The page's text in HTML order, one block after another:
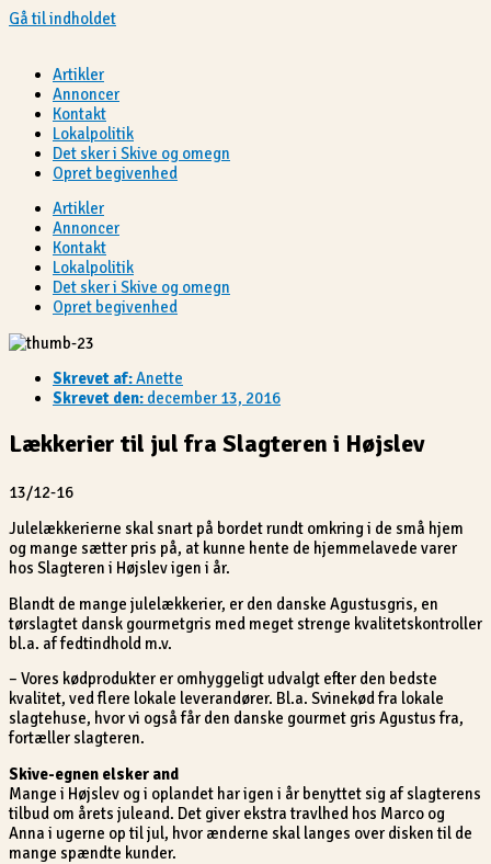
Gå til indholdet
Artikler
Annoncer
Kontakt
Lokalpolitik
Det sker i Skive og omegn
Opret begivenhed
Artikler
Annoncer
Kontakt
Lokalpolitik
Det sker i Skive og omegn
Opret begivenhed
Skrevet af:Anette
Skrevet den: december 13, 2016
Lækkerier til jul fra Slagteren i Højslev
13/12-16
Julelækkerierne skal snart på bordet rundt omkring i de små hjem
og mange sætter pris på, at kunne hente de hjemmelavede varer
hos Slagteren i Højslev igen i år.
Blandt de mange julelækkerier, er den danske Agustusgris, en
tørslagtet dansk gourmetgris med meget strenge kvalitetskontroller
bl.a. af fedtindhold m.v.
– Vores kødprodukter er omhyggeligt udvalgt efter den bedste
kvalitet, ved flere lokale leverandører. Bl.a. Svinekød fra lokale
slagtehuse, hvor vi også får den danske gourmet gris Agustus fra,
fortæller slagteren.
Skive-egnen elsker and
Mange i Højslev og i oplandet har igen i år benyttet sig af slagterens
tilbud om årets juleand. Det giver ekstra travlhed hos Marco og
Anna i ugerne op til jul, hvor ænderne skal langes over disken til de
mange spændte kunder.